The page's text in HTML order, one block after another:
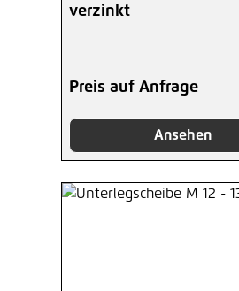
verzinkt
Preis auf Anfrage
Ansehen